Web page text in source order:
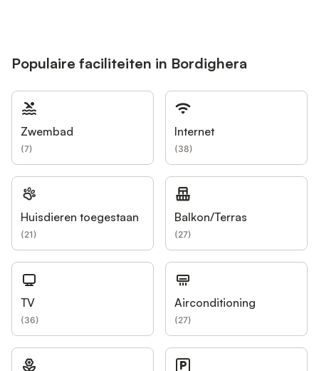
Populaire faciliteiten in Bordighera
Zwembad
(7)
Internet
(38)
Huisdieren toegestaan
(21)
Balkon/Terras
(27)
TV
(36)
Airconditioning
(27)